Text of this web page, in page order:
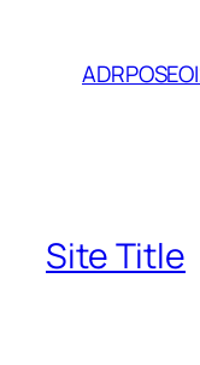
Site Title